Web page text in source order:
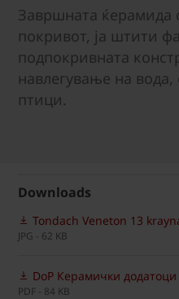
Завршната ќерамида
покривот, ја штити
подпокривната
навлегување на вода,
птици.
Downloads
Tondach Veneton 13
JPG - 62 KB
DoP Керамички додатоци
PDF - 84 KB